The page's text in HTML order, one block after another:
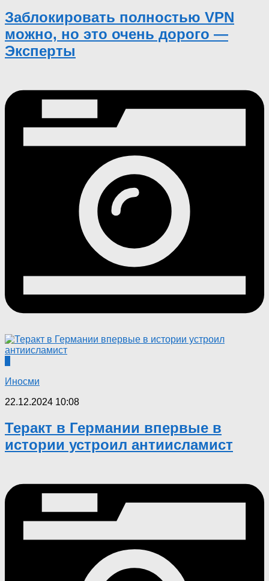
Заблокировать полностью VPN
можно, но это очень дорого —
Эксперты
Иносми
22.12.2024 10:08
Теракт в Германии впервые в
истории устроил антиисламист